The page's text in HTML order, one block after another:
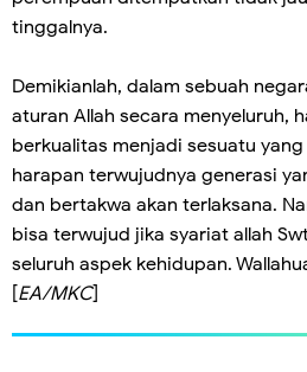
tinggalnya.
Demikianlah, dalam sebuah
aturan Allah secara menyeluruh,
berkualitas menjadi sesuatu
harapan terwujudnya generasi
dan bertakwa akan terlaksana.
bisa terwujud jika syariat allah
seluruh aspek kehidupan.
[EA/MKC]